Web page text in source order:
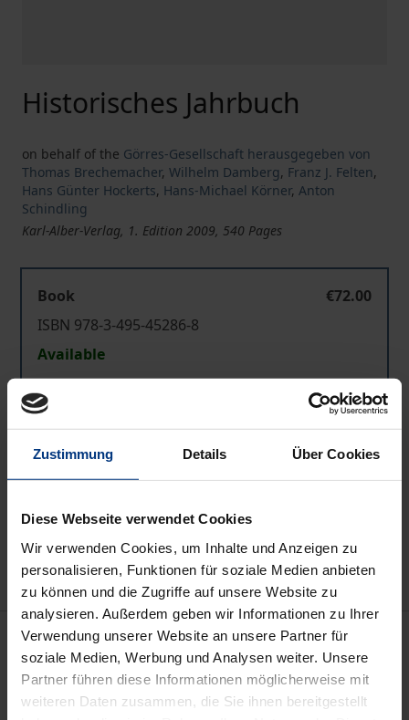
Zustimmung Details Über Cookies
Diese Webseite verwendet Cookies
Wir verwenden Cookies, um Inhalte und Anzeigen zu
personalisieren, Funktionen für soziale Medien anbieten
zu können und die Zugriffe auf unsere Website zu
analysieren. Außerdem geben wir Informationen zu Ihrer
Verwendung unserer Website an unsere Partner für
soziale Medien, Werbung und Analysen weiter. Unsere
Partner führen diese Informationen möglicherweise mit
weiteren Daten zusammen, die Sie ihnen bereitgestellt
Historisches Jahrbuch
on behalf of the Görres-Gesellschaft herausgegeben von
Thomas Brechemacher, Wilhelm Damberg, Franz J. Felten,
Hans Günter Hockerts, Hans-Michael Körner, Anton
Schindling
Karl-Alber-Verlag, 1. Edition 2009, 540 Pages
Book
€72.00
ISBN 978-3-495-45286-8
Available
Prices include VAT. Depending on the delivery address, VAT
Add to Wish List
Delivery cost notice
Description
Die Zeitschrift zählt zu den ältesten
geschichtswissenschaftlichen Fachzeitschriften im